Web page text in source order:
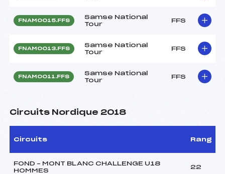
FNAM0015.FFS
Samse National
Tour
FFS
FNAM0013.FFS
Samse National
Tour
FFS
FNAM0011.FFS
Samse National
Tour
FFS
Circuits Nordique 2018
Circuits Rang
FOND – MONT BLANC CHALLENGE U18
HOMMES
22